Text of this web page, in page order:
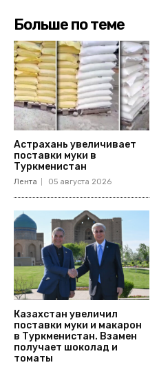
Больше по теме
Астрахань увеличивает
поставки муки в
Туркменистан
Лента 05 августа 2026
Казахстан увеличил
поставки муки и макарон
в Туркменистан. Взамен
получает шоколад и
томаты